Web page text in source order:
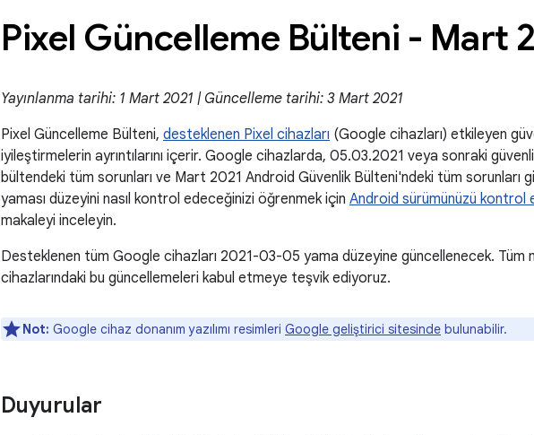
Pixel Güncelleme Bülteni - Mart
Yayınlanma tarihi: 1 Mart 2021 | Güncelleme tarihi: 3 Mart 2021
Pixel Güncelleme Bülteni, desteklenen Pixel cihazları (Google cihazları) etkileyen
iyileştirmelerin ayrıntılarını içerir. Google cihazlarda, 05.03.2021 veya sonraki
bültendeki tüm sorunları ve Mart 2021 Android Güvenlik Bülteni'ndeki tüm sorunları
yaması düzeyini nasıl kontrol edeceğinizi öğrenmek için Android sürümünüzü kontrol
makaleyi inceleyin.
Desteklenen tüm Google cihazları 2021-03-05 yama düzeyine güncellenecek. Tüm
cihazlarındaki bu güncellemeleri kabul etmeye teşvik ediyoruz.
Not: Google cihaz donanım yazılımı resimleri Google geliştirici sitesinde bulunabilir.
Duyurular